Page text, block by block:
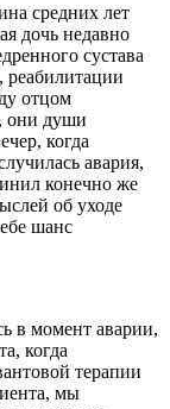
средних лет
дочь недавно
сустава
реабилитации
отцом
они души
когда
авария,
конечно же
об уходе
шанс
в момент аварии,
когда
терапии
мы